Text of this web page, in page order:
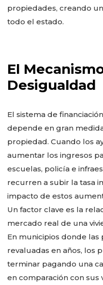
propiedades, creando
todo el estado.
El
Desigualdad
El sistema de
depende en gran
propiedad. Cuando los
aumentar los ingresos
escuelas, policía e
recurren a subir la tasa
impacto de estos
Un factor clave es la
mercado real de una
En municipios donde
revaluadas en años, los
terminar pagando una
en comparación con sus